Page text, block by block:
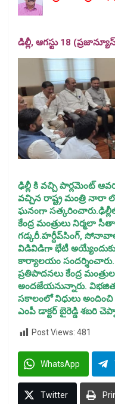
డిల్లీ, ఆగస్టు 18
ఢిల్లీ కి వచ్చి పార్లమెంట్
వచ్చిన రాష్ట్ర మంత్రి నారా
ఘనంగా
కేంద్ర మంత్రులు నిర్మలా
గడ్కరీ.హర్దీప్‌సింగ్‌,
విడివిడిగా భేటీ అయ్యేందుకు
కార్యాలయం
ప్రతిపాదనలు కేంద్ర
అందజేయనున్నారు. విభజిత
సకాలంలో నిధులు
ఎంపీ డాక్టర్ బైరెడ్డి శబరి
Post Views: 481
WhatsApp
Twitter